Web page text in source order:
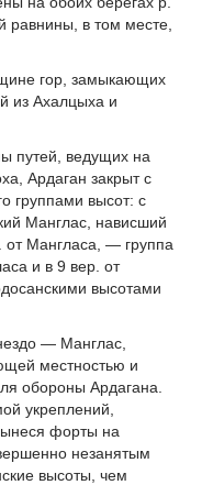
равнины, в том месте,
гор, замыкающих
из Ахалцыха и
путей, ведущих на
Ардаган закрыт с
группами высот: с
Манглас, нависший
от Мангласа, — группа
и в 9 вер. от
высотами
— Манглас,
местностью и
обороны Ардагана.
укреплений,
форты на
незанятым
высоты, чем